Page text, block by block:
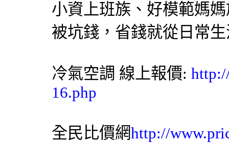
小資上班族、好模範媽
被坑錢，省錢就從日常
冷氣空調 線上報價:
16.php
全民比價網http://